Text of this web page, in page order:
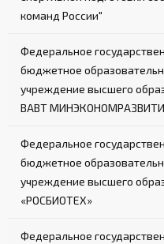
команд России"
Федеральное
бюджетное
учреждение высшего
ВАВТ
Федеральное
бюджетное
учреждение высшего
«РОСБИОТЕХ»
Федеральное